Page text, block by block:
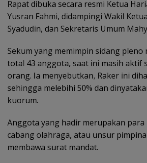
Rapat dibuka secara resmi Ketua
Yusran Fahmi, didampingi Wakil
Syadudin, dan Sekretaris Umum
Sekum yang memimpin sidang pleno
total 43 anggota, saat ini masih aktif
orang. Ia menyebutkan, Raker ini
sehingga melebihi 50% dan
kuorum.
Anggota yang hadir merupakan
cabang olahraga, atau unsur
membawa surat mandat.